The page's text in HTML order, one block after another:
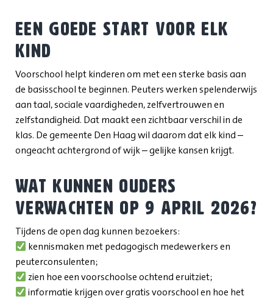
Een goede start voor elk
kind
Voorschool helpt kinderen om met een sterke basis aan
de basisschool te beginnen. Peuters werken spelenderwijs
aan taal, sociale vaardigheden, zelfvertrouwen en
zelfstandigheid. Dat maakt een zichtbaar verschil in de
klas. De gemeente Den Haag wil daarom dat elk kind –
ongeacht achtergrond of wijk – gelijke kansen krijgt.
Wat kunnen ouders
verwachten op 9 april 2026?
Tijdens de open dag kunnen bezoekers:
kennismaken met pedagogisch medewerkers en
peuterconsulenten;
zien hoe een voorschoolse ochtend eruitziet;
informatie krijgen over gratis voorschool en hoe het